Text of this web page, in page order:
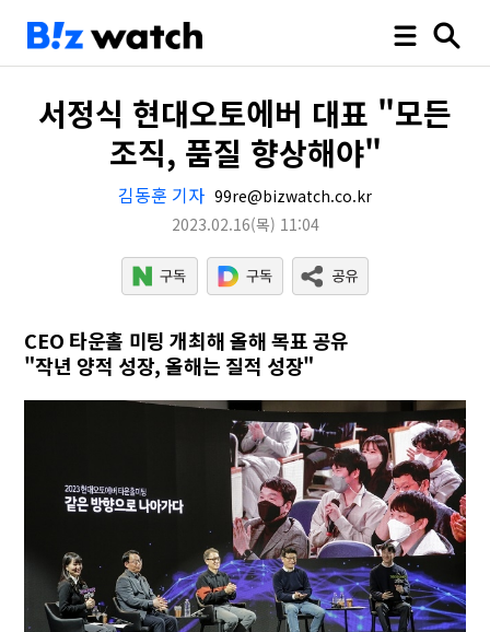
서정식 현대오토에버 대표 "모든
조직, 품질 향상해야"
김동훈 기자 99re@bizwatch.co.kr
2023.02.16(목) 11:04
CEO 타운홀 미팅 개최해 올해 목표 공유
"작년 양적 성장, 올해는 질적 성장"